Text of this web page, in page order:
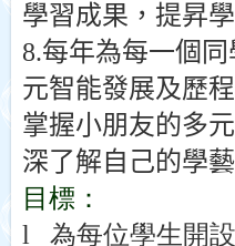
學習成果，提昇
8.每年為每一個
元智能發展及歷
掌握小朋友的多
深了解自己的學
目標：
l
為每位學生開